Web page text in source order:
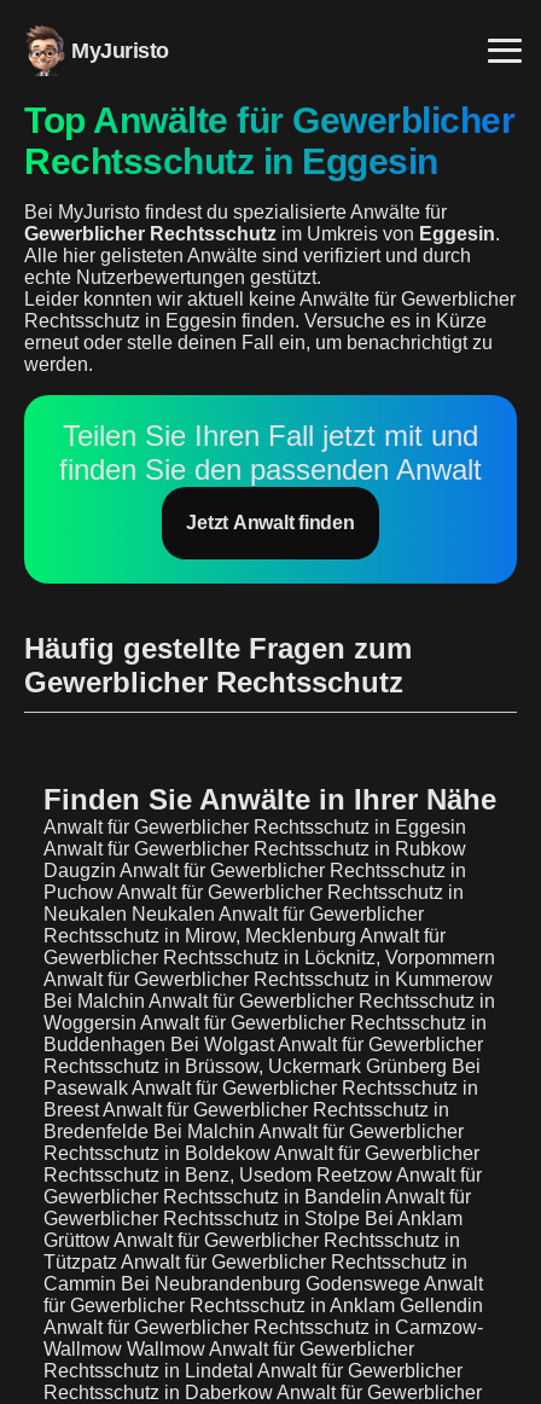
MyJuristo
Top Anwälte für Gewerblicher
Rechtsschutz in Eggesin
Bei MyJuristo findest du spezialisierte Anwälte für
Gewerblicher Rechtsschutz im Umkreis von Eggesin.
Alle hier gelisteten Anwälte sind verifiziert und durch
echte Nutzerbewertungen gestützt.
Leider konnten wir aktuell keine Anwälte für Gewerblicher
Rechtsschutz in Eggesin finden. Versuche es in Kürze
erneut oder stelle deinen Fall ein, um benachrichtigt zu
werden.
Teilen Sie Ihren Fall jetzt mit und
finden Sie den passenden Anwalt
Jetzt Anwalt finden
Häufig gestellte Fragen zum
Gewerblicher Rechtsschutz
Finden Sie Anwälte in Ihrer Nähe
Anwalt für Gewerblicher Rechtsschutz in Eggesin
Anwalt für Gewerblicher Rechtsschutz in Rubkow
Daugzin Anwalt für Gewerblicher Rechtsschutz in
PuchowAnwalt für Gewerblicher Rechtsschutz in
Neukalen Neukalen Anwalt für Gewerblicher
Rechtsschutz in Mirow, Mecklenburg Anwalt für
Gewerblicher Rechtsschutz in Löcknitz, Vorpommern
Anwalt für Gewerblicher Rechtsschutz in Kummerow
Bei Malchin Anwalt für Gewerblicher Rechtsschutz in
Woggersin Anwalt für Gewerblicher Rechtsschutz in
Buddenhagen Bei WolgastAnwalt für Gewerblicher
Rechtsschutz in Brüssow, Uckermark Grünberg Bei
PasewalkAnwalt für Gewerblicher Rechtsschutz in
BreestAnwalt für Gewerblicher Rechtsschutz in
Bredenfelde Bei Malchin Anwalt für Gewerblicher
Rechtsschutz in BoldekowAnwalt für Gewerblicher
Rechtsschutz in Benz, Usedom ReetzowAnwalt für
Gewerblicher Rechtsschutz in Bandelin Anwalt für
Gewerblicher Rechtsschutz in Stolpe Bei Anklam
GrüttowAnwalt für Gewerblicher Rechtsschutz in
Tützpatz Anwalt für Gewerblicher Rechtsschutz in
Cammin Bei Neubrandenburg GodenswegeAnwalt
für Gewerblicher Rechtsschutz in Anklam Gellendin
Anwalt für Gewerblicher Rechtsschutz in Carmzow-
Wallmow WallmowAnwalt für Gewerblicher
Rechtsschutz in Lindetal Anwalt für Gewerblicher
Rechtsschutz in DaberkowAnwalt für Gewerblicher